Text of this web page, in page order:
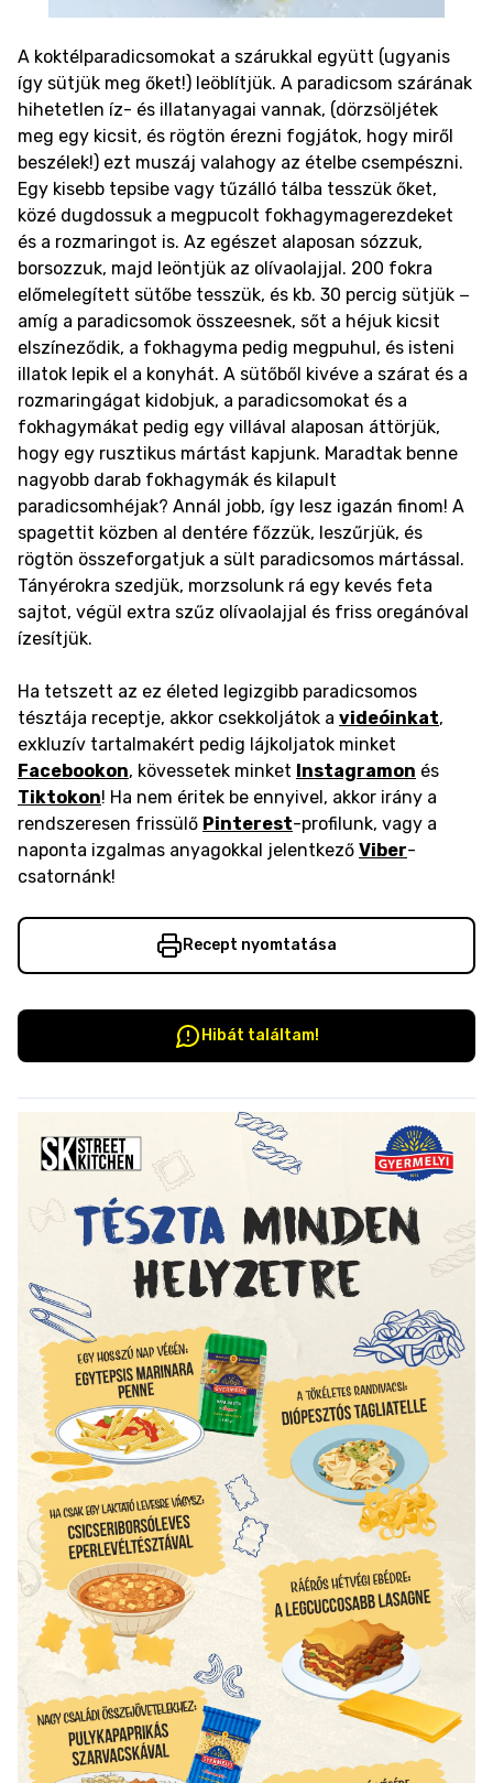
A koktélparadicsomokat a szárukkal együtt (ugyanis
így sütjük meg őket!) leöblítjük. A paradicsom szárának
hihetetlen íz- és illatanyagai vannak, (dörzsöljétek
meg egy kicsit, és rögtön érezni fogjátok, hogy miről
beszélek!) ezt muszáj valahogy az ételbe csempészni.
Egy kisebb tepsibe vagy tűzálló tálba tesszük őket,
közé dugdossuk a megpucolt fokhagymagerezdeket
és a rozmaringot is. Az egészet alaposan sózzuk,
borsozzuk, majd leöntjük az olívaolajjal. 200 fokra
előmelegített sütőbe tesszük, és kb. 30 percig sütjük −
amíg a paradicsomok összeesnek, sőt a héjuk kicsit
elszíneződik, a fokhagyma pedig megpuhul, és isteni
illatok lepik el a konyhát. A sütőből kivéve a szárat és a
rozmaringágat kidobjuk, a paradicsomokat és a
fokhagymákat pedig egy villával alaposan áttörjük,
hogy egy rusztikus mártást kapjunk. Maradtak benne
nagyobb darab fokhagymák és kilapult
paradicsomhéjak? Annál jobb, így lesz igazán finom! A
spagettit közben al dentére főzzük, leszűrjük, és
rögtön összeforgatjuk a sült paradicsomos mártással.
Tányérokra szedjük, morzsolunk rá egy kevés feta
sajtot, végül extra szűz olívaolajjal és friss oregánóval
ízesítjük.
Ha tetszett az ez életed legizgibb paradicsomos
tésztája receptje, akkor csekkoljátok a videóinkat,
exkluzív tartalmakért pedig lájkoljatok minket
Facebookon, kövessetek minket Instagramon és
Tiktokon! Ha nem éritek be ennyivel, akkor irány a
rendszeresen frissülő Pinterest-profilunk, vagy a
naponta izgalmas anyagokkal jelentkező Viber-
csatornánk!
Recept nyomtatása
Hibát találtam!